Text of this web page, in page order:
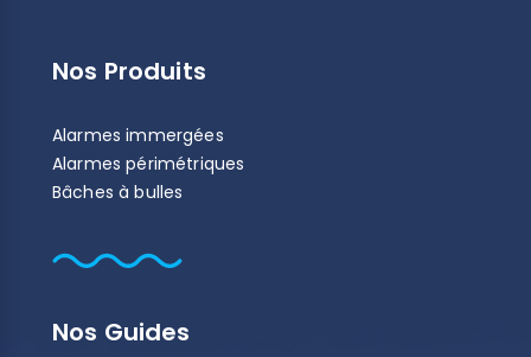
Nos Produits
Alarmes immergées
Alarmes périmétriques
Bâches à bulles
Nos Guides